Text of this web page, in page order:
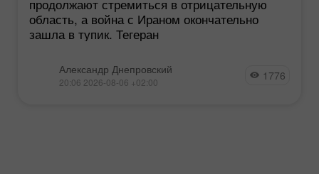
продолжают стремиться в отрицательную
область, а война с Ираном окончательно
зашла в тупик. Тегеран
Александр Днепровский
20:06 2026-08-06 +02:00 1776